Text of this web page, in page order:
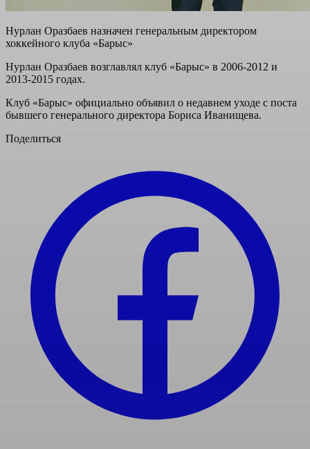
Нурлан Оразбаев назначен генеральным директором
хоккейного клуба «Барыс»
Нурлан Оразбаев возглавлял клуб «Барыс» в 2006-2012 и
2013-2015 годах.
Клуб «Барыс» официально объявил о недавнем уходе с поста
бывшего генерального директора Бориса Иванищева.
Поделиться